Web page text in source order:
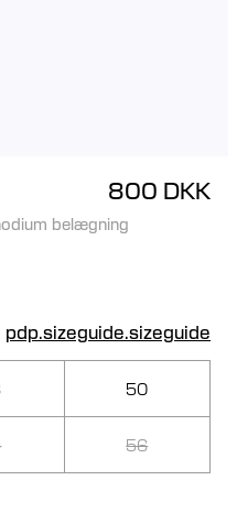
800 DKK
belægning
pdp.sizeguide.sizeguide
50
56